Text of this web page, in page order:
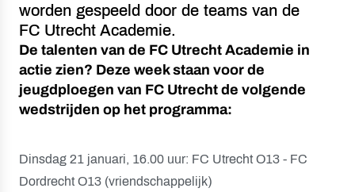
worden gespeeld door de teams van de
FC Utrecht Academie.
De talenten van de FC Utrecht Academie in
actie zien? Deze week staan voor de
jeugdploegen van FC Utrecht de volgende
wedstrijden op het programma:
Dinsdag 21 januari, 16.00 uur: FC Utrecht O13 - FC
Dordrecht O13 (vriendschappelijk)